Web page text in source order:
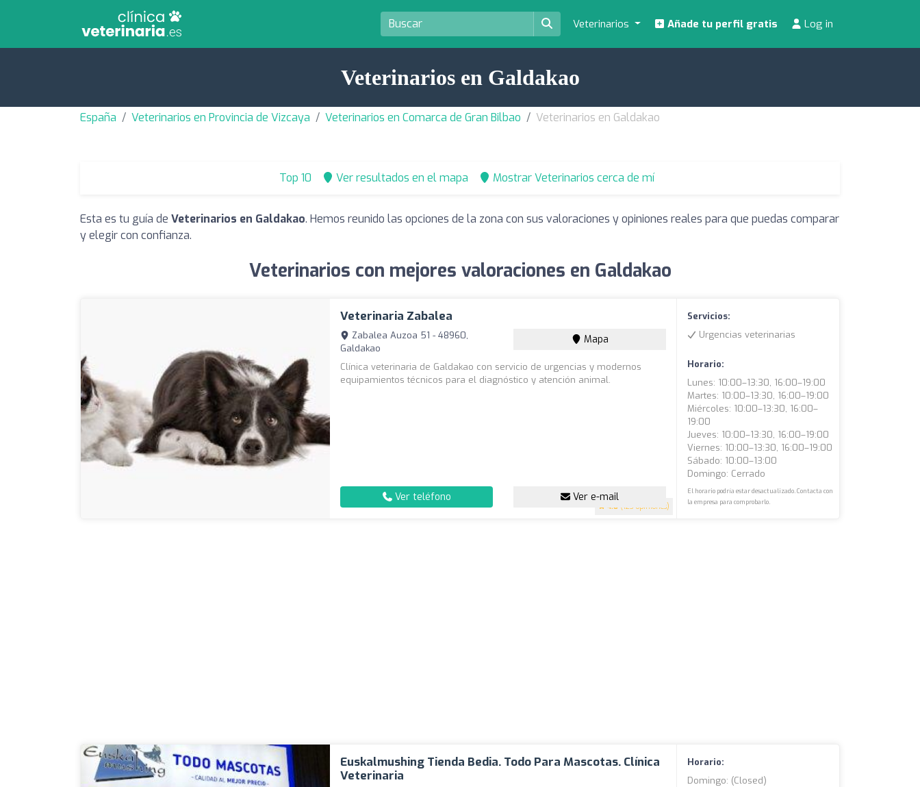
Veterinarios Añade tu perfil gratis Log in
Veterinarios en Galdakao
España Veterinarios en Provincia de Vizcaya Veterinarios en Comarca de Gran Bilbao Veterinarios en Galdakao
Top 10 Ver resultados en el mapa Mostrar Veterinarios cerca de mí
Esta es tu guía de Veterinarios en Galdakao. Hemos reunido las opciones de la zona con sus valoraciones y opiniones reales para que puedas comparar
y elegir con confianza.
Veterinarios con mejores valoraciones en Galdakao
Veterinaria Zabalea
4.8 (123 opiniones)
Zabalea Auzoa 51 - 48960,
Galdakao
Mapa
Clínica veterinaria de Galdakao con servicio de urgencias y modernos
equipamientos técnicos para el diagnóstico y atención animal.
Ver teléfono Ver e-mail
Servicios:
Urgencias veterinarias
Horario:
Lunes: 10:00–13:30, 16:00–19:00
Martes: 10:00–13:30, 16:00–19:00
Miércoles: 10:00–13:30, 16:00–
19:00
Jueves: 10:00–13:30, 16:00–19:00
Viernes: 10:00–13:30, 16:00–19:00
Sábado: 10:00–13:00
Domingo: Cerrado
El horario podría estar desactualizado. Contacta con
la empresa para comprobarlo.
Euskalmushing Tienda Bedia. Todo Para Mascotas. Clínica
Veterinaria
Horario:
Domingo: (closed)